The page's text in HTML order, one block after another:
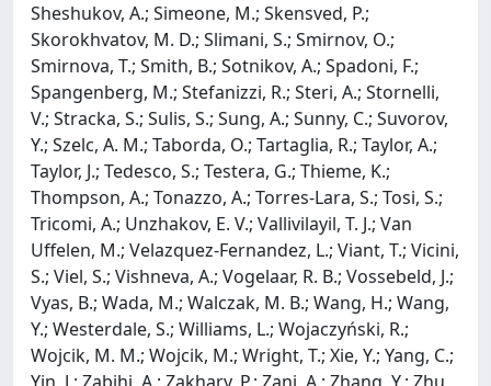
Sheshukov, A.; Simeone, M.; Skensved, P.;
Skorokhvatov, M. D.; Slimani, S.; Smirnov, O.;
Smirnova, T.; Smith, B.; Sotnikov, A.; Spadoni, F.;
Spangenberg, M.; Stefanizzi, R.; Steri, A.; Stornelli,
V.; Stracka, S.; Sulis, S.; Sung, A.; Sunny, C.; Suvorov,
Y.; Szelc, A. M.; Taborda, O.; Tartaglia, R.; Taylor, A.;
Taylor, J.; Tedesco, S.; Testera, G.; Thieme, K.;
Thompson, A.; Tonazzo, A.; Torres-Lara, S.; Tosi, S.;
Tricomi, A.; Unzhakov, E. V.; Vallivilayil, T. J.; Van
Uffelen, M.; Velazquez-Fernandez, L.; Viant, T.; Vicini,
S.; Viel, S.; Vishneva, A.; Vogelaar, R. B.; Vossebeld, J.;
Vyas, B.; Wada, M.; Walczak, M. B.; Wang, H.; Wang,
Y.; Westerdale, S.; Williams, L.; Wojaczyński, R.;
Wojcik, M. M.; Wojcik, M.; Wright, T.; Xie, Y.; Yang, C.;